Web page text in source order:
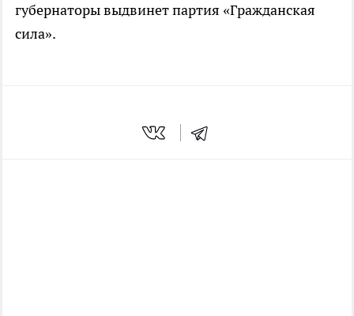
губернаторы выдвинет партия «Гражданская
сила».